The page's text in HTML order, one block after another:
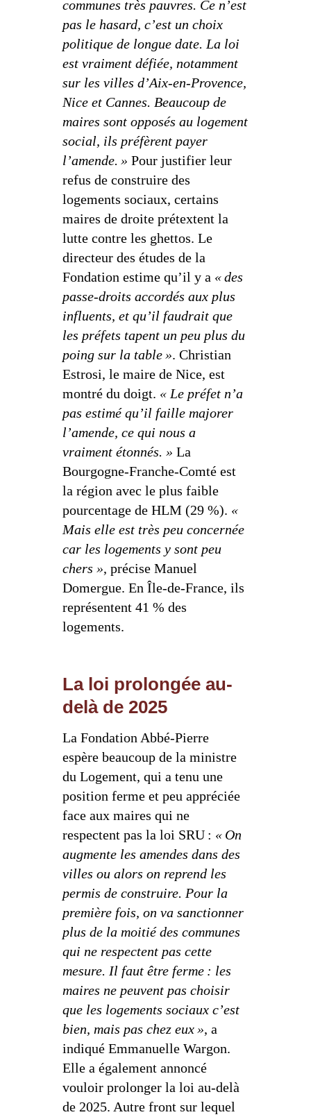
communes très pauvres. Ce n’est
pas le hasard, c’est un choix
politique de longue date. La loi
est vraiment défiée, notamment
sur les villes d’Aix-en-Provence,
Nice et Cannes. Beaucoup de
maires sont opposés au logement
social, ils préfèrent payer
l’amende. » Pour justifier leur
refus de construire des
logements sociaux, certains
maires de droite prétextent la
lutte contre les ghettos. Le
directeur des études de la
Fondation estime qu’il y a « des
passe-droits accordés aux plus
influents, et qu’il faudrait que
les préfets tapent un peu plus du
poing sur la table ». Christian
Estrosi, le maire de Nice, est
montré du doigt. « Le préfet n’a
pas estimé qu’il faille majorer
l’amende, ce qui nous a
vraiment étonnés. » La
Bourgogne-Franche-Comté est
la région avec le plus faible
pourcentage de HLM (29 %). «
Mais elle est très peu concernée
car les logements y sont peu
chers », précise Manuel
Domergue. En Île-de-France, ils
représentent 41 % des
logements.
La loi prolongée au-
delà de 2025
La Fondation Abbé-Pierre
espère beaucoup de la ministre
du Logement, qui a tenu une
position ferme et peu appréciée
face aux maires qui ne
respectent pas la loi SRU : « On
augmente les amendes dans des
villes ou alors on reprend les
permis de construire. Pour la
première fois, on va sanctionner
plus de la moitié des communes
qui ne respectent pas cette
mesure. Il faut être ferme : les
maires ne peuvent pas choisir
que les logements sociaux c’est
bien, mais pas chez eux », a
indiqué Emmanuelle Wargon.
Elle a également annoncé
vouloir prolonger la loi au-delà
de 2025. Autre front sur lequel